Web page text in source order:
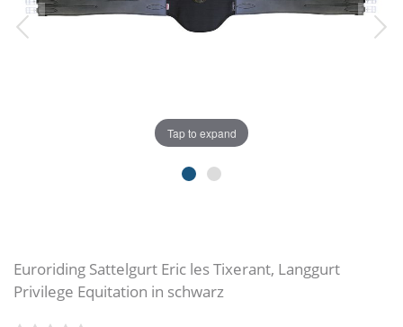
Tap to expand
Euroriding Sattelgurt Eric les Tixerant, Langgurt
Privilege Equitation in schwarz